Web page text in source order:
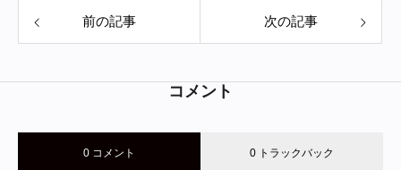
前の記事 次の記事
コメント
0 コメント 0 トラックバック